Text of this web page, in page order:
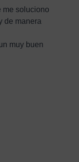
me soluciono
de manera
muy buen